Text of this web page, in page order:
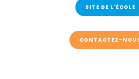
SITE DE L'ÉCOLE
CONTACTEZ-